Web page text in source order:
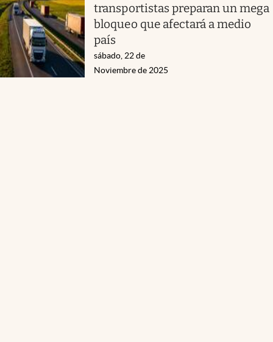
transportistas preparan un mega
bloqueo que afectará a medio
país
sábado, 22 de
Noviembre de 2025